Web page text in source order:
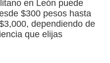
en León puede
$300 pesos hasta
dependiendo de
que elijas